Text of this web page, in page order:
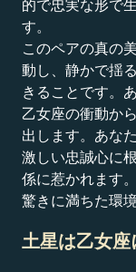
的で忠実な形で
す。
このペアの真の
動し、静かで揺
きることです。
乙女座の衝動か
出します。あな
激しい忠誠心に
係に惹かれます
驚きに満ちた環
土星は乙女座